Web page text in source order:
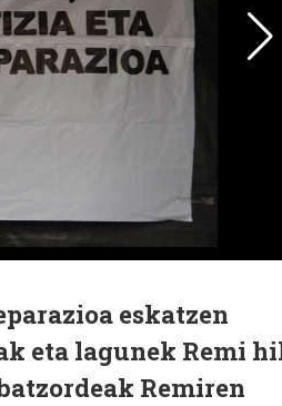
eskatzen
eta lagunek Remi
Remiren